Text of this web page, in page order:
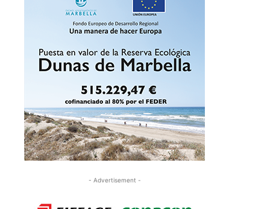
- Advertisement -